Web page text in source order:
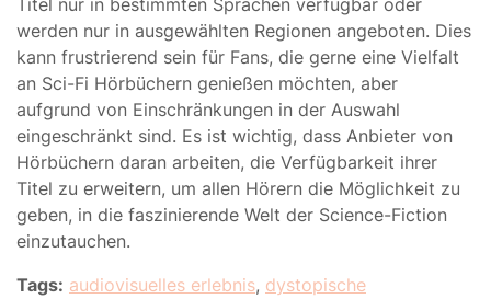
Titel nur in bestimmten Sprachen verfügbar oder
werden nur in ausgewählten Regionen angeboten. Dies
kann frustrierend sein für Fans, die gerne eine Vielfalt
an Sci-Fi Hörbüchern genießen möchten, aber
aufgrund von Einschränkungen in der Auswahl
eingeschränkt sind. Es ist wichtig, dass Anbieter von
Hörbüchern daran arbeiten, die Verfügbarkeit ihrer
Titel zu erweitern, um allen Hörern die Möglichkeit zu
geben, in die faszinierende Welt der Science-Fiction
einzutauchen.
Tags: audiovisuelles erlebnis, dystopische